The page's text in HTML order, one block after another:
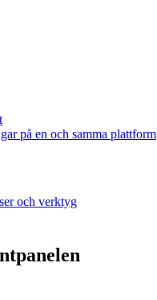
på en och samma plattform
och verktyg